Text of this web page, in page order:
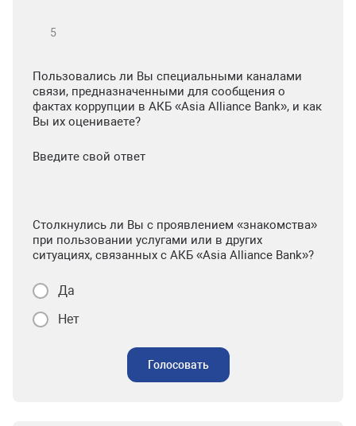
Пользовались ли Вы специальными каналами
связи, предназначенными для сообщения о
фактах коррупции в АКБ «Asia Alliance Bank», и как
Вы их оцениваете?
Введите свой ответ
Столкнулись ли Вы с проявлением «знакомства»
при пользовании услугами или в других
ситуациях, связанных с АКБ «Asia Alliance Bank»?
Да
Нет
Голосовать